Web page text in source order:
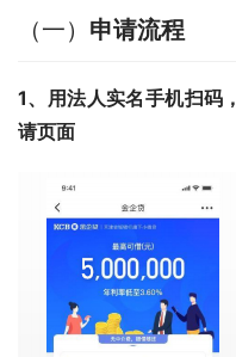
（一） 申请流程
1、用法人实名手机扫码
请页面